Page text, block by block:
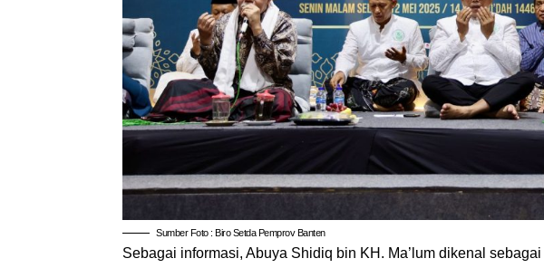
Sumber Foto : Biro Setda Pemprov Banten
Sebagai informasi, Abuya Shidiq bin KH. Ma’lum dikenal